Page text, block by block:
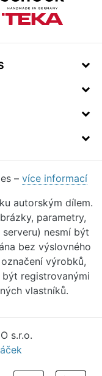
– více informací
autorským dílem.
parametry,
nesmí být
bez výslovného
výrobků,
registrovanými
vlastníků.
s.r.o.